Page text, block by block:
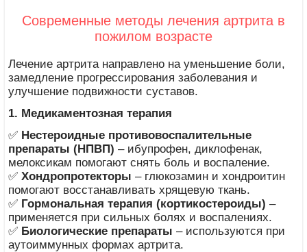
Современные методы лечения артрита в
пожилом возрасте
Лечение артрита направлено на уменьшение боли,
замедление прогрессирования заболевания и
улучшение подвижности суставов.
1. Медикаментозная терапия
✅ Нестероидные противовоспалительные
препараты (НПВП) – ибупрофен, диклофенак,
мелоксикам помогают снять боль и воспаление.
✅Хондропротекторы – глюкозамин и хондроитин
помогают восстанавливать хрящевую ткань.
✅ Гормональная терапия (кортикостероиды) –
применяется при сильных болях и воспалениях.
✅ Биологические препараты – используются при
аутоиммунных формах артрита.